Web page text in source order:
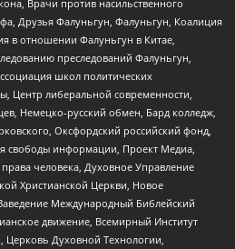
Врачи против насильственного
Друзья Фалуньгун, Фалуньгун, Коалиция
в отношении Фалуньгун в Китае,
преследований Фалуньгун,
школ политических
Центр либеральной современности,
Немецко-русский обмен, Бард колледж,
Оксфордский российский фонд,
свободы информации, Проект Медиа,
человека, Духовное Управление
Христианской Церкви, Новое
Международный Библейский
движение, Всемирный Институт
Церковь Духовной Технологии,